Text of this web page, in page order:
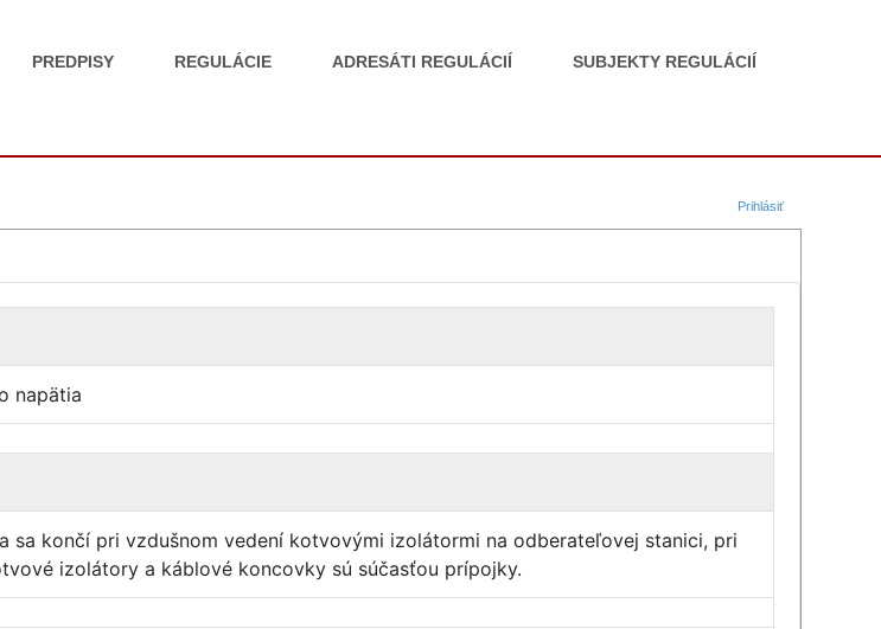
PREDPISY REGULÁCIE ADRESÁTI REGULÁCIÍ SUBJEKTY REGULÁCIÍ
Prihlásiť
napätia
končí pri vzdušnom vedení kotvovými izolátormi na odberateľovej stanici, pri
izolátory a káblové koncovky sú súčasťou prípojky.